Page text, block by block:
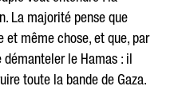
La majorité pense que
et même chose, et que, par
le Hamas : il
toute la bande de Gaza.